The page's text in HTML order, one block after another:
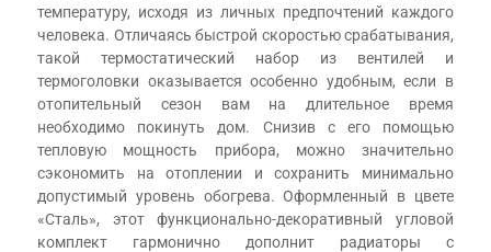
температуру, исходя из личных предпочтений каждого
человека. Отличаясь быстрой скоростью срабатывания,
такой термостатический набор из вентилей и
термоголовки оказывается особенно удобным, если в
отопительный сезон вам на длительное время
необходимо покинуть дом. Снизив с его помощью
тепловую мощность прибора, можно значительно
сэкономить на отоплении и сохранить минимально
допустимый уровень обогрева. Оформленный в цвете
«Сталь», этот функционально-декоративный угловой
комплект гармонично дополнит радиаторы с